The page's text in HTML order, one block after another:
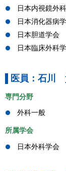
日本内視鏡外
日本消化器病
日本胆道学会
日本臨床外科
医員：石川
専門分野
外科一般
所属学会
日本外科学会